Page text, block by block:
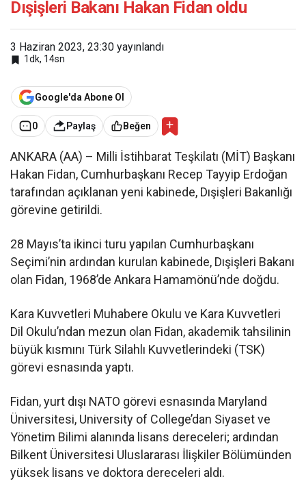
Dışişleri Bakanı Hakan Fidan oldu
3 Haziran 2023, 23:30 yayınlandı
1dk, 14sn
Google'da Abone Ol
0 Paylaş Beğen
ANKARA (AA) – Milli İstihbarat Teşkilatı (MİT) Başkanı
Hakan Fidan, Cumhurbaşkanı Recep Tayyip Erdoğan
tarafından açıklanan yeni kabinede, Dışişleri Bakanlığı
görevine getirildi.
28 Mayıs’ta ikinci turu yapılan Cumhurbaşkanı
Seçimi’nin ardından kurulan kabinede, Dışişleri Bakanı
olan Fidan, 1968’de Ankara Hamamönü’nde doğdu.
Kara Kuvvetleri Muhabere Okulu ve Kara Kuvvetleri
Dil Okulu’ndan mezun olan Fidan, akademik tahsilinin
büyük kısmını Türk Silahlı Kuvvetlerindeki (TSK)
görevi esnasında yaptı.
Fidan, yurt dışı NATO görevi esnasında Maryland
Üniversitesi, University of College’dan Siyaset ve
Yönetim Bilimi alanında lisans dereceleri; ardından
Bilkent Üniversitesi Uluslararası İlişkiler Bölümünden
yüksek lisans ve doktora dereceleri aldı.